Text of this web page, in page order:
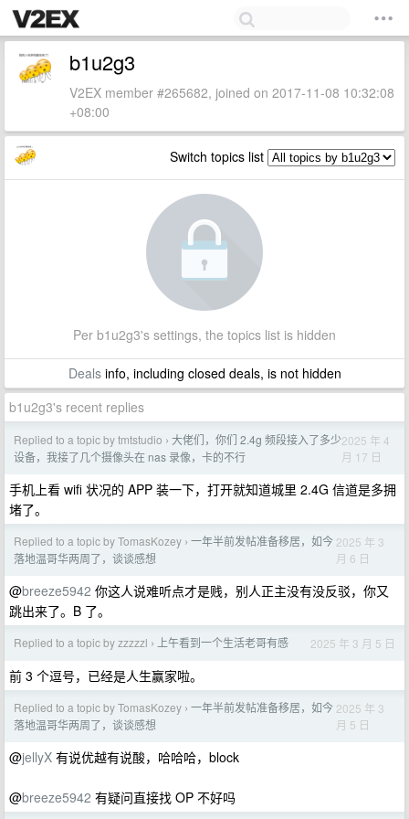
b1u2g3
V2EX member #265682, joined on 2017-11-08 10:32:08
+08:00
Switch topics list
Per b1u2g3's settings, the topics list is hidden
Dealsinfo, including closed deals, is not hidden
b1u2g3's recent replies
Replied to a topic by tmtstudio › 大佬们，你们 2.4g 频段接入了多少
设备，我接了几个摄像头在 nas 录像，卡的不行
2025 年 4
月 17 日
手机上看 wifi 状况的 APP 装一下，打开就知道城里 2.4G 信道是多拥
堵了。
Replied to a topic by TomasKozey › 一年半前发帖准备移居，如今
落地温哥华两周了，谈谈感想
2025 年 3
月 6 日
@breeze5942 你这人说难听点才是贱，别人正主没有没反驳，你又
跳出来了。B 了。
Replied to a topic by zzzzzl › 上午看到一个生活老哥有感 2025 年 3 月 5 日
前 3 个逗号，已经是人生赢家啦。
Replied to a topic by TomasKozey › 一年半前发帖准备移居，如今
落地温哥华两周了，谈谈感想
2025 年 3
月 5 日
@jellyX 有说优越有说酸，哈哈哈，block
@breeze5942 有疑问直接找 OP 不好吗